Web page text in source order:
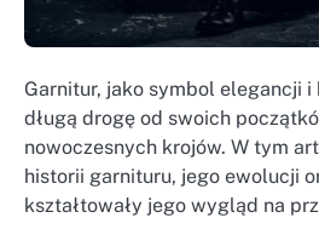
Garnitur, jako symbol elegancji i
długą drogę od swoich
nowoczesnych krojów. W tym
historii garnituru, jego ewolucji
kształtowały jego wygląd na